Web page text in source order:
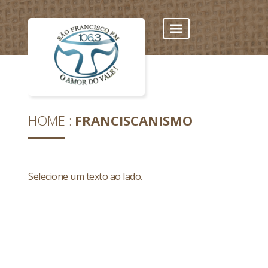
HOME FRANCISCANISMO
Selecione um texto ao lado.